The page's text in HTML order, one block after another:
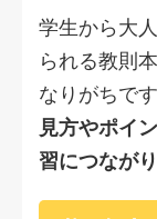
学生から大
られる教則
なりがちです
見方やポイ
習につながり